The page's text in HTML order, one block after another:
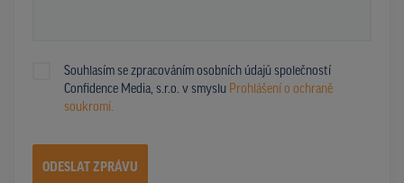
Souhlasím se zpracováním osobních údajů společností
Confidence Media, s.r.o. v smyslu Prohlášení o ochraně
soukromí.
ODESLAT ZPRÁVU